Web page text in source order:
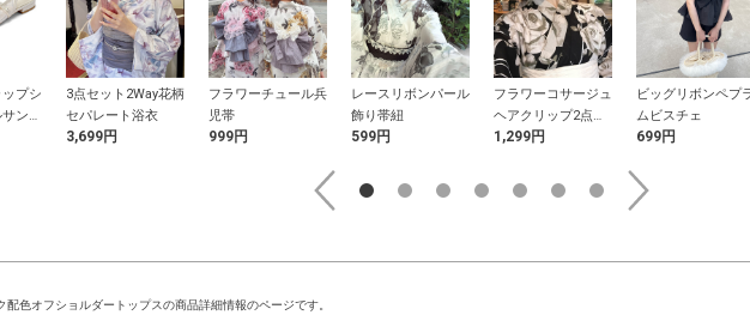
プシ
ンダ
3点セット2Way花柄
セパレート浴衣
3,699円
フラワーチュール兵
児帯
999円
レースリボンパール
飾り帯紐
599円
フラワーコサージュ
ヘアクリップ2点セ
ット
1,299円
ビッグリボンペプ
ムビスチェ
699円
配色オフショルダートップスの商品詳細情報のページです。